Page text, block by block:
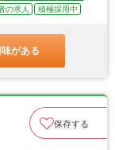
の求人 積極採用中
がある
保存する